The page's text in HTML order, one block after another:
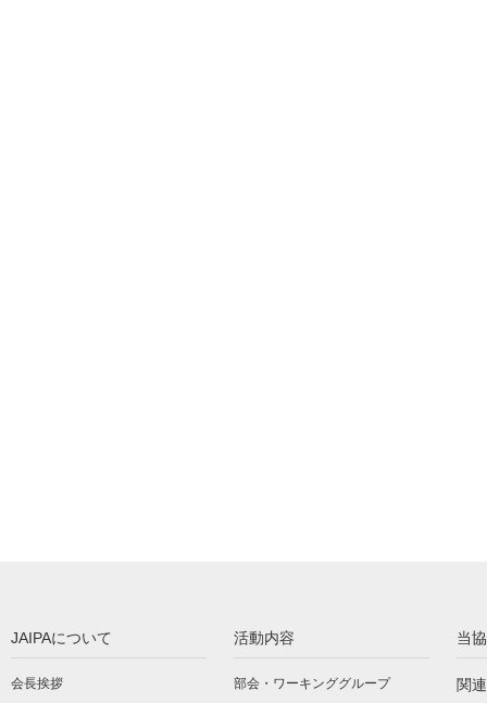
JAIPAについて
会長挨拶
活動内容
部会・ワーキンググループ
当
関